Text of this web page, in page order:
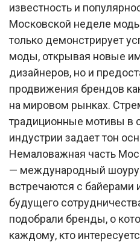
известность и
Московской неделе
только демонстрирует
моды, открывая новые
дизайнеров, но и
продвижения брендов
на мировом рынках.
традиционные мотивы в
индустрии задает тон
Немаловажная часть
— международный
встречаются с байерами
будущего
подобрали бренды, о
каждому, кто